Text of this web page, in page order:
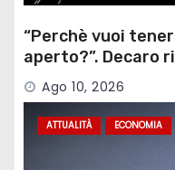
“Perchè vuoi
aperto?”. Decaro
sull’ex Ilva
Ago 10, 2026
ATTUALITÀ ECONOMIA